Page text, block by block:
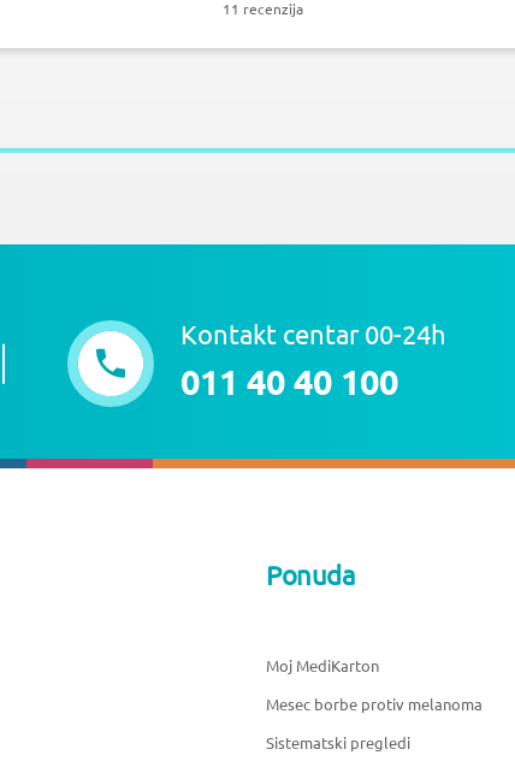
11 recenzija
Kontakt centar 00-24h
011 40 40 100
Ponuda
Moj MediKarton
Mesec borbe protiv melanoma
Sistematski pregledi